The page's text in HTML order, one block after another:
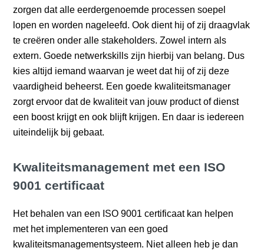
zorgen dat alle eerdergenoemde processen soepel
lopen en worden nageleefd. Ook dient hij of zij draagvlak
te creëren onder alle stakeholders. Zowel intern als
extern. Goede netwerkskills zijn hierbij van belang. Dus
kies altijd iemand waarvan je weet dat hij of zij deze
vaardigheid beheerst. Een goede kwaliteitsmanager
zorgt ervoor dat de kwaliteit van jouw product of dienst
een boost krijgt en ook blijft krijgen. En daar is iedereen
uiteindelijk bij gebaat.
Kwaliteitsmanagement met een ISO
9001 certificaat
Het behalen van een ISO 9001 certificaat kan helpen
met het implementeren van een goed
kwaliteitsmanagementsysteem. Niet alleen heb je dan